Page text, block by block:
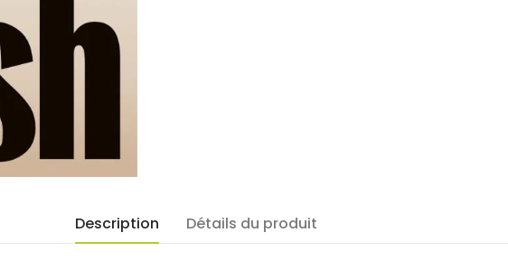
Description Détails du produit